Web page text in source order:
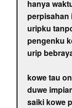
hanya
perpisahan
uripku
pengenku
urip
kowe tau
duwe
saiki kowe